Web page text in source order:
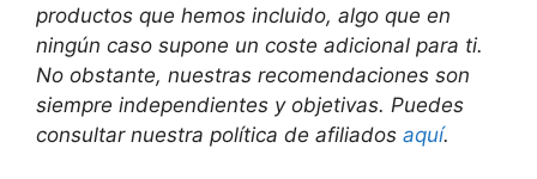
productos que hemos incluido, algo que en
ningún caso supone un coste adicional para ti.
No obstante, nuestras recomendaciones son
siempre independientes y objetivas. Puedes
consultar nuestra política de afiliados aquí.